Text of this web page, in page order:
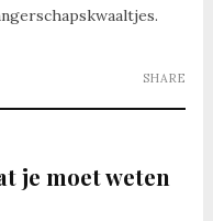
SHARE
je moet weten